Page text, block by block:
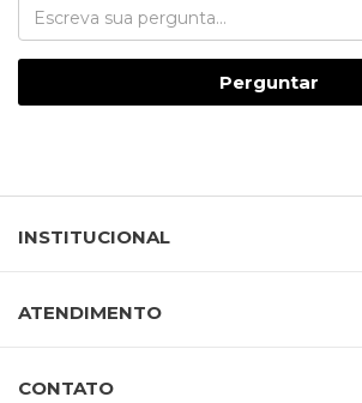
Perguntar
INSTITUCIONAL
ATENDIMENTO
CONTATO